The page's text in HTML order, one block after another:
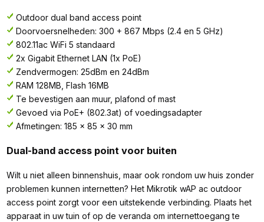
Outdoor dual band access point
Doorvoersnelheden: 300 + 867 Mbps (2.4 en 5 GHz)
802.11ac WiFi 5 standaard
2x Gigabit Ethernet LAN (1x PoE)
Zendvermogen: 25dBm en 24dBm
RAM 128MB, Flash 16MB
Te bevestigen aan muur, plafond of mast
Gevoed via PoE+ (802.3at) of voedingsadapter
Afmetingen: 185 x 85 x 30 mm
Dual-band access point voor buiten
Wilt u niet alleen binnenshuis, maar ook rondom uw huis zonder
problemen kunnen internetten? Het Mikrotik wAP ac outdoor
access point zorgt voor een uitstekende verbinding. Plaats het
apparaat in uw tuin of op de veranda om internettoegang te